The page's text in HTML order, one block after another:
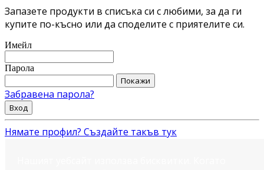
Запазете продукти в списъка си с любими, за да ги
купите по-късно или да споделите с приятелите си.
Имейл
Парола
Покажи
Забравена парола?
Вход
Нямате профил? Създайте такъв тук